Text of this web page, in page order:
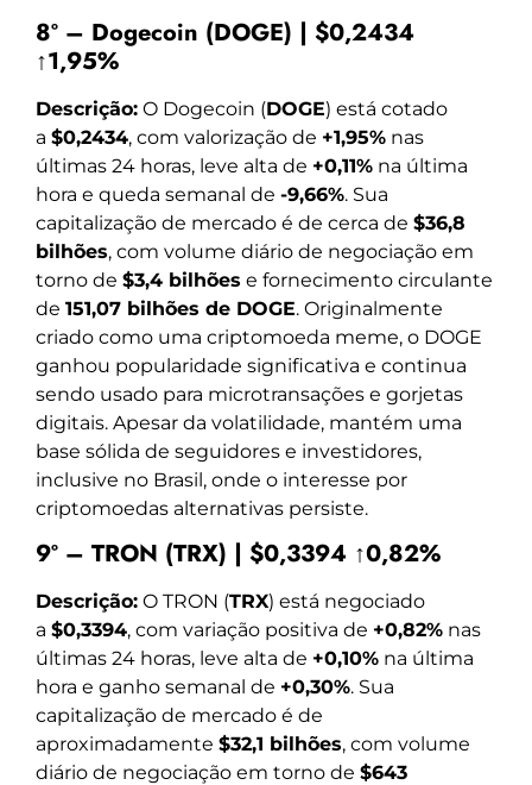
8º – Dogecoin (DOGE) | $0,2434
↑1,95%
Descrição: O Dogecoin (DOGE) está cotado
a $0,2434, com valorização de +1,95% nas
últimas 24 horas, leve alta de +0,11% na última
hora e queda semanal de -9,66%. Sua
capitalização de mercado é de cerca de $36,8
bilhões, com volume diário de negociação em
torno de $3,4 bilhões e fornecimento circulante
de 151,07 bilhões de DOGE. Originalmente
criado como uma criptomoeda meme, o DOGE
ganhou popularidade significativa e continua
sendo usado para microtransações e gorjetas
digitais. Apesar da volatilidade, mantém uma
base sólida de seguidores e investidores,
inclusive no Brasil, onde o interesse por
criptomoedas alternativas persiste.
9º – TRON (TRX) | $0,3394 ↑0,82%
Descrição: O TRON (TRX) está negociado
a $0,3394, com variação positiva de +0,82% nas
últimas 24 horas, leve alta de +0,10% na última
hora e ganho semanal de +0,30%. Sua
capitalização de mercado é de
aproximadamente $32,1 bilhões, com volume
diário de negociação em torno de $643